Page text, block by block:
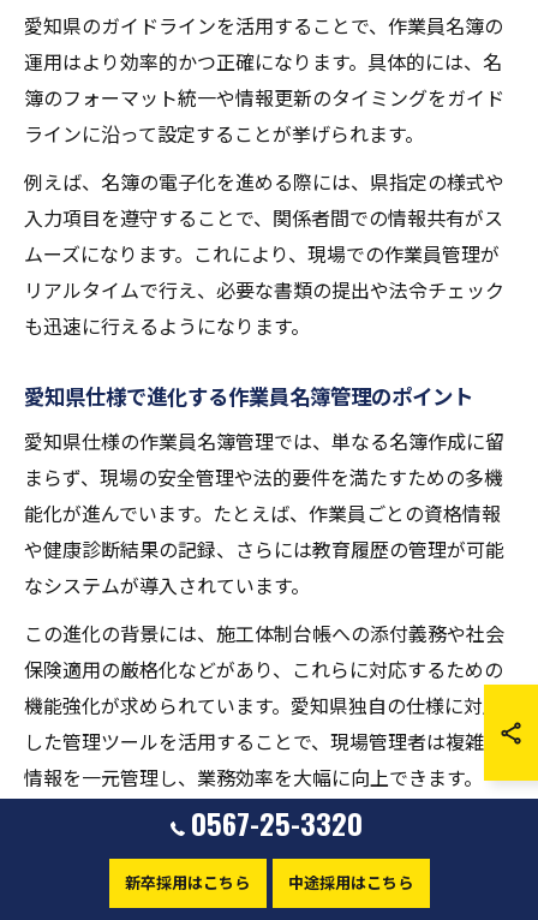
愛知県のガイドラインを活用することで、作業員名簿の
運用はより効率的かつ正確になります。具体的には、名
簿のフォーマット統一や情報更新のタイミングをガイド
ラインに沿って設定することが挙げられます。
例えば、名簿の電子化を進める際には、県指定の様式や
入力項目を遵守することで、関係者間での情報共有がス
ムーズになります。これにより、現場での作業員管理が
リアルタイムで行え、必要な書類の提出や法令チェック
も迅速に行えるようになります。
愛知県仕様で進化する作業員名簿管理のポイント
愛知県仕様の作業員名簿管理では、単なる名簿作成に留
まらず、現場の安全管理や法的要件を満たすための多機
能化が進んでいます。たとえば、作業員ごとの資格情報
や健康診断結果の記録、さらには教育履歴の管理が可能
なシステムが導入されています。
この進化の背景には、施工体制台帳への添付義務や社会
保険適用の厳格化などがあり、これらに対応するための
機能強化が求められています。愛知県独自の仕様に対応
した管理ツールを活用することで、現場管理者は複雑な
情報を一元管理し、業務効率を大幅に向上できます。
現場で必携とされる作業員名簿の運用には、最新の愛知
0567-25-3320
新卒採用はこちら 中途採用はこちら